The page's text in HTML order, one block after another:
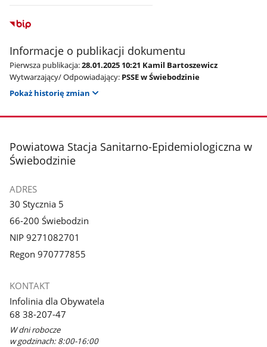
Informacje o publikacji dokumentu
Pierwsza publikacja:28.01.2025 10:21 Kamil Bartoszewicz
Wytwarzający/ Odpowiadający: PSSE w Świebodzinie
Pokaż historię zmian
stopka
Powiatowa Stacja Sanitarno-Epidemiologiczna w
Świebodzinie
ADRES
30 Stycznia 5
66-200 Świebodzin
NIP 9271082701
Regon 970777855
KONTAKT
Infolinia dla Obywatela
68 38-207-47
W dni robocze
w godzinach: 8:00-16:00